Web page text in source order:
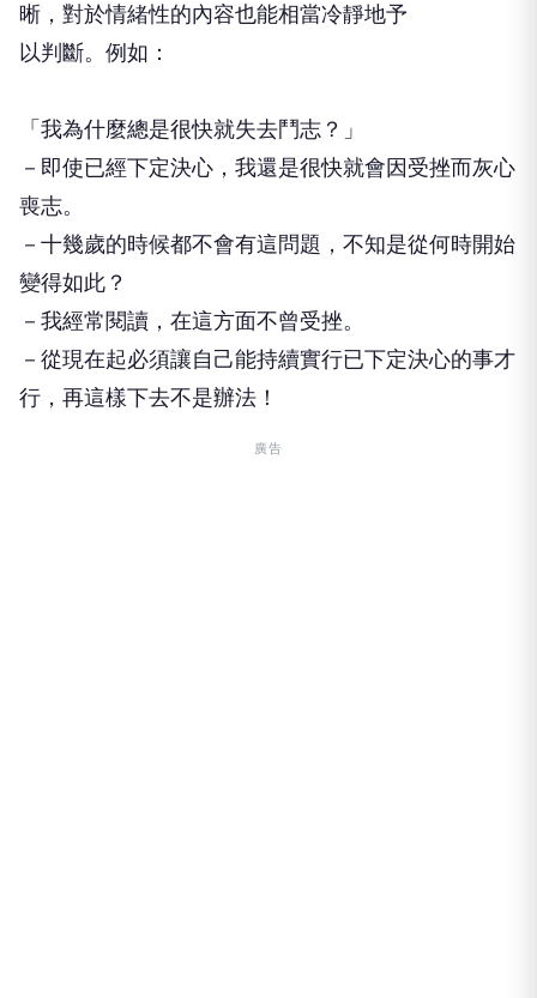
晰，對於情緒性的內容也能相當冷靜地予
以判斷。例如：
「我為什麼總是很快就失去鬥志？」
－即使已經下定決心，我還是很快就會因受挫而灰心
喪志。
－十幾歲的時候都不會有這問題，不知是從何時開始
變得如此？
－我經常閱讀，在這方面不曾受挫。
－從現在起必須讓自己能持續實行已下定決心的事才
行，再這樣下去不是辦法！
廣告